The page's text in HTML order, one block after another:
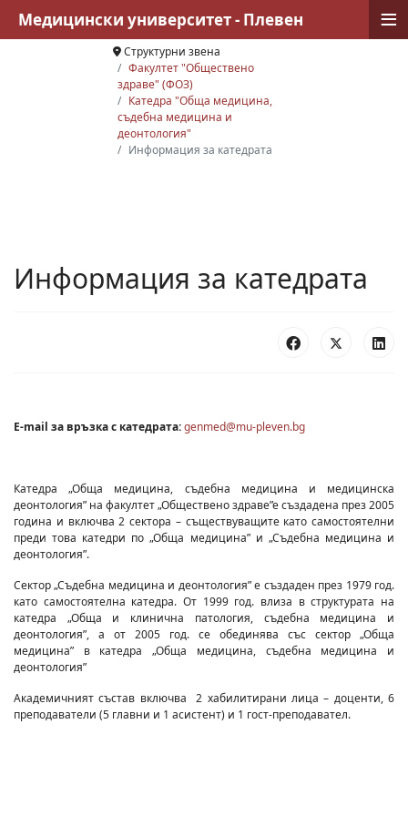
Структурни звена
Факултет "Обществено
здраве" (ФОЗ)
Катедра "Обща медицина,
съдебна медицина и
деонтология"
Информация за катедрата
Информация за катедрата
E-mail за връзка с катедрата:genmed@mu-pleven.bg
Катедра „Обща медицина, съдебна медицина и медицинска
деонтология” на факултет „Обществено здраве”е създадена през 2005
година и включва 2 сектора – съществуващите като самостоятелни
преди това катедри по „Обща медицина” и „Съдебна медицина и
деонтология”.
Сектор „Съдебна медицина и деонтология” е създаден през 1979 год.
като самостоятелна катедра. От 1999 год. влиза в структурата на
катедра „Обща и клинична патология, съдебна медицина и
деонтология”, а от 2005 год. се обединява със сектор „Обща
медицина” в катедра „Обща медицина, съдебна медицина и
деонтология”
Академичният състав включва 2 хабилитирани лица – доценти, 6
преподаватели (5 главни и 1 асистент) и 1 гост-преподавател.
Медицински университет - Плевен ≡